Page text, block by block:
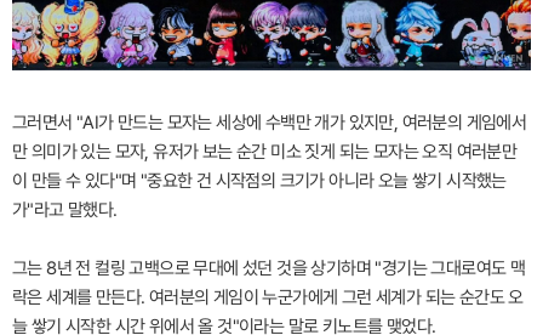
그러면서 "AI가 만드는 모자는 세상에 수백만 개가 있지만, 여러분의 게임에서
만 의미가 있는 모자, 유저가 보는 순간 미소 짓게 되는 모자는 오직 여러분만
이 만들 수 있다"며 "중요한 건 시작점의 크기가 아니라 오늘 쌓기 시작했는
가"라고 말했다.
그는 8년 전 컬링 고백으로 무대에 섰던 것을 상기하며 "경기는 그대로여도 맥
락은 세계를 만든다. 여러분의 게임이 누군가에게 그런 세계가 되는 순간도 오
늘 쌓기 시작한 시간 위에서 올 것"이라는 말로 키노트를 맺었다.